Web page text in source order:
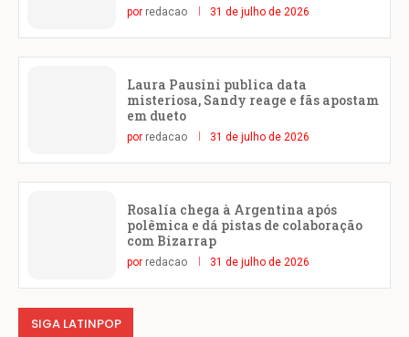
por redacao 31 de julho de 2026
Laura Pausini publica data
misteriosa, Sandy reage e fãs apostam
em dueto
por redacao 31 de julho de 2026
Rosalía chega à Argentina após
polêmica e dá pistas de colaboração
com Bizarrap
por redacao 31 de julho de 2026
SIGA LATINPOP